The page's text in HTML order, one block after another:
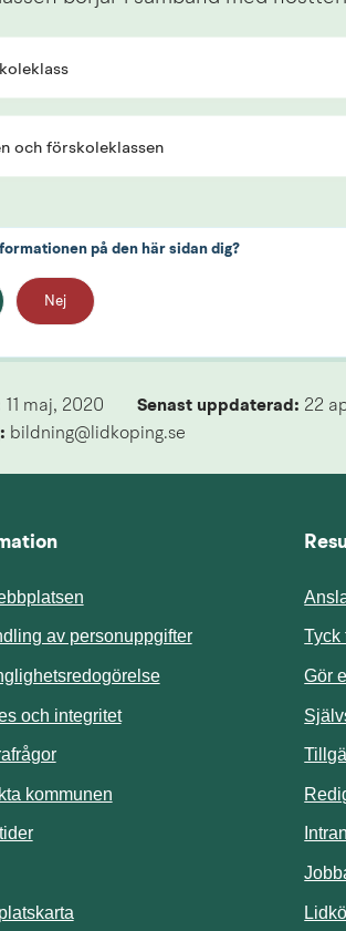
och förskoleklassen
på den här sidan dig?
Nej
11 maj, 2020 Senast uppdaterad: 22
bildning@lidkoping.se
av personuppgifter
och integritet
kommunen
Tyck
Gör